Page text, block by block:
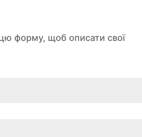
форму, щоб описати свої